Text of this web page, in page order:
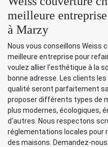
meilleure
à Marzy
Nous vous conseillons Weiss
meilleure entreprise pour
voulez allier l'esthétique à la
bonne adresse. Les clients
qualité seront parfaitement
proposer différents types de
plus modernes, écologiques,
d'autres. Nous respectons
réglementations locales
des maisons. Demandez-